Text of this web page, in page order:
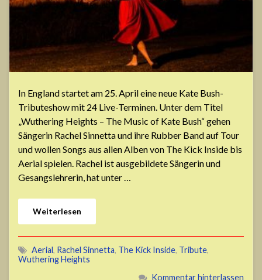
In England startet am 25. April eine neue Kate Bush-
Tributeshow mit 24 Live-Terminen. Unter dem Titel
„Wuthering Heights – The Music of Kate Bush“ gehen
Sängerin Rachel Sinnetta und ihre Rubber Band auf Tour
und wollen Songs aus allen Alben von The Kick Inside bis
Aerial spielen. Rachel ist ausgebildete Sängerin und
Gesangslehrerin, hat unter …
Weiterlesen
Aerial, Rachel Sinnetta, The Kick Inside, Tribute,
Wuthering Heights
Kommentar hinterlassen